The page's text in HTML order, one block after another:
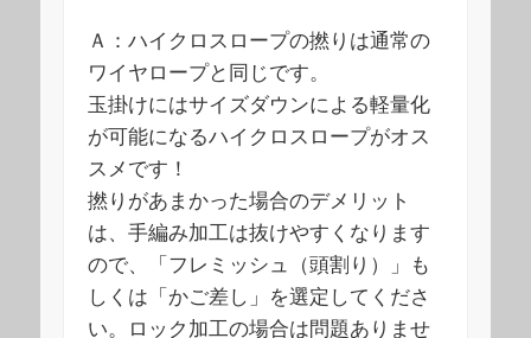
Ａ：ハイクロスロープの撚りは通常の
ワイヤロープと同じです。
玉掛けにはサイズダウンによる軽量化
が可能になるハイクロスロープがオス
スメです！
撚りがあまかった場合のデメリット
は、手編み加工は抜けやすくなります
ので、「フレミッシュ（頭割り）」も
しくは「かご差し」を選定してくださ
い。ロック加工の場合は問題ありませ